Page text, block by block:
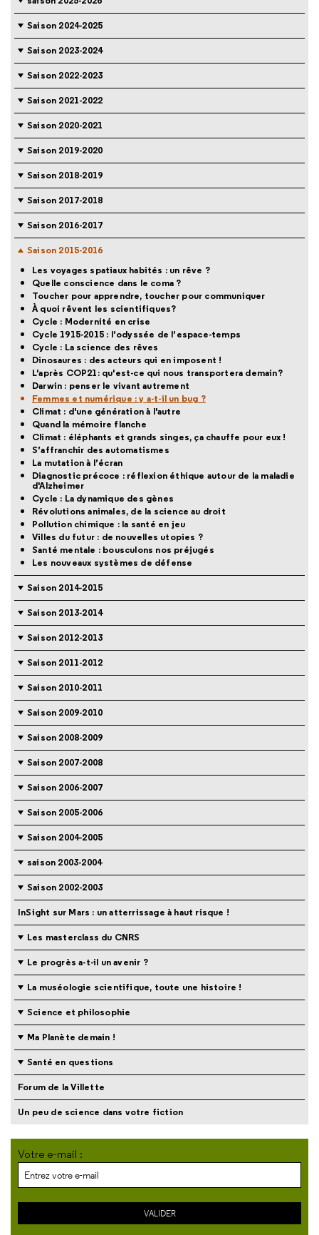
Saison 2024-2025
Saison 2023-2024
Saison 2022-2023
Saison 2021-2022
Saison 2020-2021
Saison 2019-2020
Saison 2018-2019
Saison 2017-2018
Saison 2016-2017
Saison 2015-2016
Les voyages spatiaux habités : un rêve ?
Quelle conscience dans le coma ?
Toucher pour apprendre, toucher pour communiquer
À quoi rêvent les scientifiques?
Cycle : Modernité en crise
Cycle 1915-2015 : l’odyssée de l’espace-temps
Cycle : La science des rêves
Dinosaures : des acteurs qui en imposent !
L'après COP21: qu'est-ce qui nous transportera demain?
Darwin : penser le vivant autrement
Femmes et numérique : y a-t-il un bug ?
Climat : d'une génération à l'autre
Quand la mémoire flanche
Climat : éléphants et grands singes, ça chauffe pour eux !
S’affranchir des automatismes
La mutation à l’écran
Diagnostic précoce : réflexion éthique autour de la maladie
d'Alzheimer
Cycle : La dynamique des gènes
Révolutions animales, de la science au droit
Pollution chimique : la santé en jeu
Villes du futur : de nouvelles utopies ?
Santé mentale : bousculons nos préjugés
Les nouveaux systèmes de défense
Saison 2014-2015
Saison 2013-2014
Saison 2012-2013
Saison 2011-2012
Saison 2010-2011
Saison 2009-2010
Saison 2008-2009
Saison 2007-2008
Saison 2006-2007
Saison 2005-2006
Saison 2004-2005
saison 2003-2004
Saison 2002-2003
InSight sur Mars : un atterrissage à haut risque !
Les masterclass du CNRS
Le progrès a-t-il un avenir ?
La muséologie scientifique, toute une histoire !
Science et philosophie
Ma Planète demain !
Santé en questions
Forum de la Villette
Un peu de science dans votre fiction
Votre e-mail :